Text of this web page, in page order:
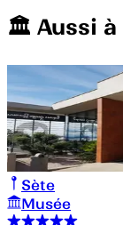
🏛️️ Aussi à
Sète
Musée